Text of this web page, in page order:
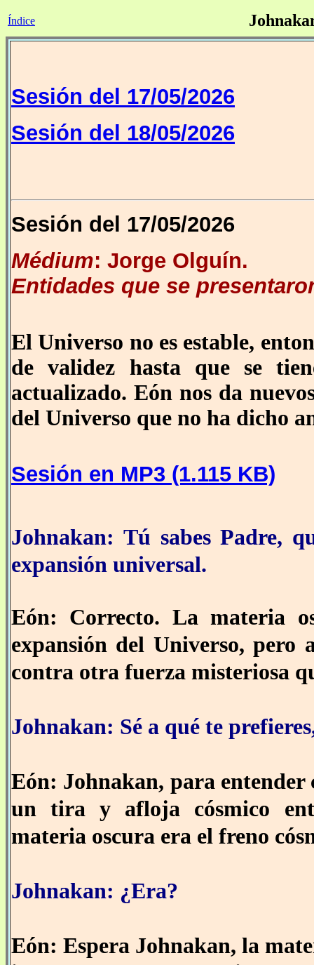
Índice
Sesión del 17/05/2026
Sesión del 18/05/2026
Sesión del 17/05/2026
Médium: Jorge Olguín.
Entidades que se
El Universo no es estable,
de validez hasta que se
actualizado. Eón nos da
del Universo que no ha dicho
Sesión en MP3 (1.115 KB)
Johnakan: Tú sabes Padre,
expansión universal.
Eón: Correcto. La materia
expansión del Universo, pero
contra otra fuerza misteriosa
Johnakan: Sé a qué te
Eón: Johnakan, para entender
un tira y afloja cósmico
materia oscura era el freno
Johnakan: ¿Era?
Eón: Espera Johnakan, la